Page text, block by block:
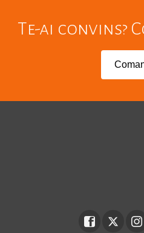
Te-ai convins?